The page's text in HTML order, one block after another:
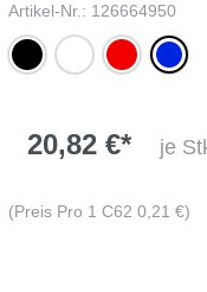
Artikel-Nr.: 126664950
schwarzweiß blau
20,82 €* je
(Preis Pro 1 C62 0,21 €)